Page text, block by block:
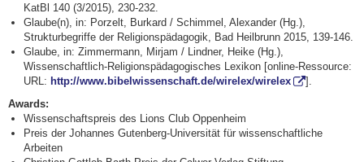
KatBl 140 (3/2015), 230-232.
Glaube(n), in: Porzelt, Burkard / Schimmel, Alexander (Hg.),
Strukturbegriffe der Religionspädagogik, Bad Heilbrunn 2015, 139-146.
Glaube, in: Zimmermann, Mirjam / Lindner, Heike (Hg.),
Wissenschaftlich-Religionspädagogisches Lexikon [online-Ressource:
URL: http://www.bibelwissenschaft.de/wirelex/wirelex
].
Awards:
Wissenschaftspreis des Lions Club Oppenheim
Preis der Johannes Gutenberg-Universität für wissenschaftliche
Arbeiten